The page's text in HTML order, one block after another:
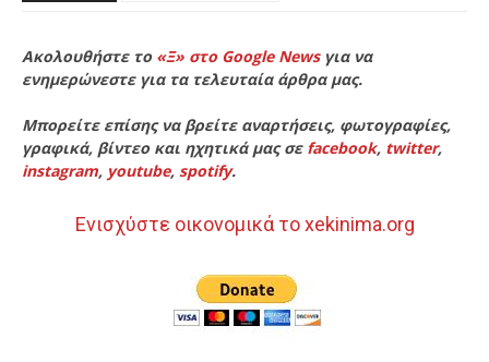
Ακολουθήστε το «Ξ» στο Google Newsγια να
ενημερώνεστε για τα τελευταία άρθρα μας.
Μπορείτε επίσης να βρείτε αναρτήσεις, φωτογραφίες,
γραφικά, βίντεο και ηχητικά μας σε facebook, twitter,
instagram, youtube, spotify.
Ενισχύστε οικονομικά το xekinima.org